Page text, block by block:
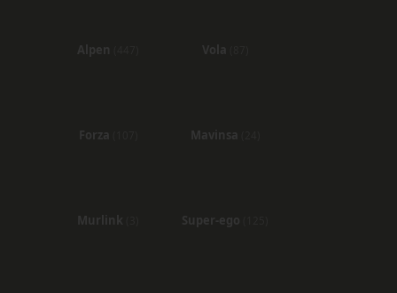
Alpen Vola
Forza Mavinsa
Murlink Super-ego